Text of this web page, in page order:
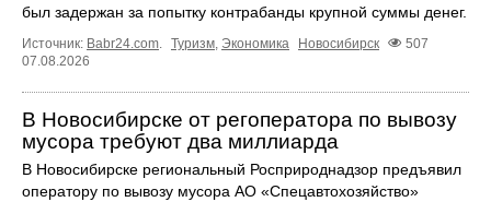
был задержан за попытку контрабанды крупной суммы денег.
Источник: Babr24.com. Туризм, Экономика Новосибирск
507
07.08.2026
В Новосибирске от регоператора по вывозу
мусора требуют два миллиарда
В Новосибирске региональный Росприроднадзор предъявил
оператору по вывозу мусора АО «Спецавтохозяйство»